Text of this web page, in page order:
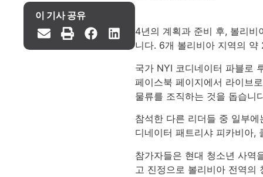
이 기사 공유
4년의 계획과 준비 후, 볼리비
니다. 6개 볼리비아 지역의
국가 NYI 코디네이터 파블로
페이스북 페이지에서 라이브
물류를 조직하는 것을 돕습니
참석한 다른 리더들 중 일부
디네이터 패트리샤 피카비아,
참가자들은 현대 청소년 사역
고 진정으로 볼리비아 전역의